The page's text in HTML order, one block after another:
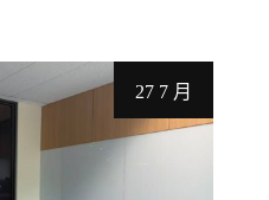
27 7 月